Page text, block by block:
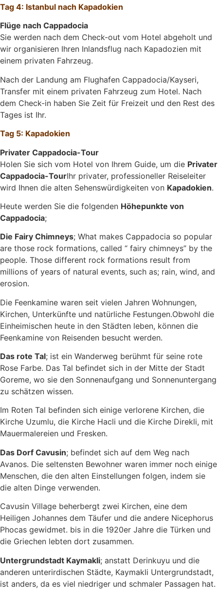
Tag 4: Istanbul nach Kapadokien
Flüge nach Cappadocia
Sie werden nach dem Check-out vom Hotel abgeholt und
wir organisieren Ihren Inlandsflug nach Kapadozien mit
einem privaten Fahrzeug.
Nach der Landung am Flughafen Cappadocia/Kayseri,
Transfer mit einem privaten Fahrzeug zum Hotel. Nach
dem Check-in haben Sie Zeit für Freizeit und den Rest des
Tages ist Ihr.
Tag 5: Kapadokien
Privater Cappadocia-Tour
Holen Sie sich vom Hotel von Ihrem Guide, um die Privater
Cappadocia-TourIhr privater, professioneller Reiseleiter
wird Ihnen die alten Sehenswürdigkeiten von Kapadokien.
Heute werden Sie die folgenden Höhepunkte von
Cappadocia;
Die Fairy Chimneys; What makes Cappadocia so popular
are those rock formations, called “ fairy chimneys” by the
people. Those different rock formations result from
millions of years of natural events, such as; rain, wind, and
erosion.
Die Feenkamine waren seit vielen Jahren Wohnungen,
Kirchen, Unterkünfte und natürliche Festungen.Obwohl die
Einheimischen heute in den Städten leben, können die
Feenkamine von Reisenden besucht werden.
Das rote Tal; ist ein Wanderweg berühmt für seine rote
Rose Farbe. Das Tal befindet sich in der Mitte der Stadt
Goreme, wo sie den Sonnenaufgang und Sonnenuntergang
zu schätzen wissen.
Im Roten Tal befinden sich einige verlorene Kirchen, die
Kirche Uzumlu, die Kirche Hacli und die Kirche Direkli, mit
Mauermalereien und Fresken.
Das Dorf Cavusin; befindet sich auf dem Weg nach
Avanos. Die seltensten Bewohner waren immer noch einige
Menschen, die den alten Einstellungen folgen, indem sie
die alten Dinge verwenden.
Cavusin Village beherbergt zwei Kirchen, eine dem
Heiligen Johannes dem Täufer und die andere Nicephorus
Phocas gewidmet. bis in die 1920er Jahre die Türken und
die Griechen lebten dort zusammen.
Untergrundstadt Kaymakli; anstatt Derinkuyu und die
anderen unterirdischen Städte, Kaymakli Untergrundstadt,
ist anders, da es viel niedriger und schmaler Passagen hat.